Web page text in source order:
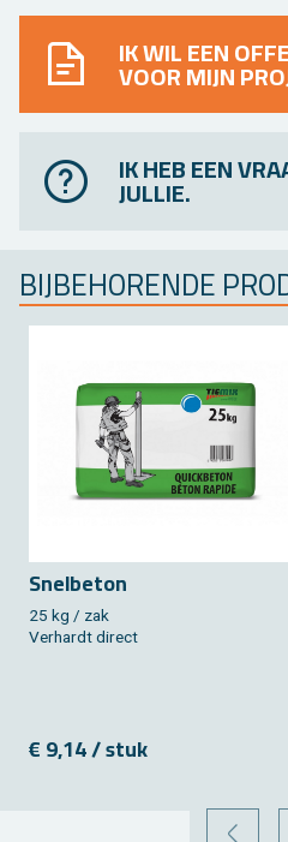
IK WIL EEN
VOOR MIJN
IK HEB EEN
JULLIE.
BIJ­BE­HO­REN­DE
Snel­be­ton
25 kg / zak
Ver­hardt di­rect
€ 9,14 / stuk